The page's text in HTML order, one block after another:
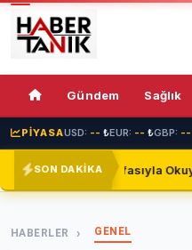
Gündem Sağlık
PİYASAUSD: -- ₺EUR: -- ₺GBP: --
SON DAKİKA
Okuyucuların Yanında
HABERLER GENEL